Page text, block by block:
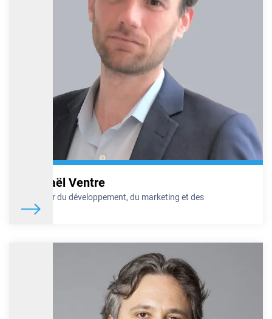
Raphaël Ventre
Directeur du développement, du marketing et des
services